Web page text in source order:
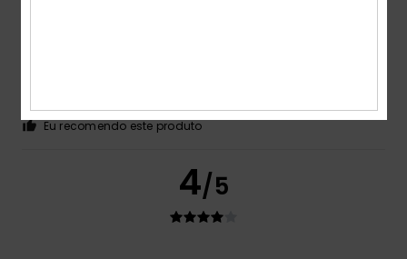
Demasiado grandeMaterial: 5/5 Cor: 5/5
Eu recomendo este produto
4/5